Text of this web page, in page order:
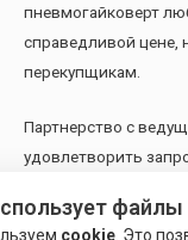
пневмогайковерт
справедливой цене,
перекупщикам.
Партнерство с
удовлетворить
пневматических
cookie . Это